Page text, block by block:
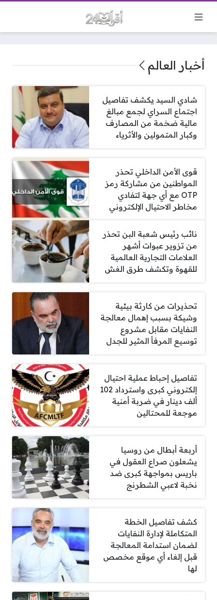
أخبار العالم
شادي السيد يكشف تفاصيل
اجتماع السراي لجمع مبالغ
مالية ضخمة من المصارف
وكبار المتمولين والأثرياء
قوى الأمن الداخلي تحذر
المواطنين من مشاركة رمز
OTP مع أي جهة لتفادي
مخاطر الاحتيال الإلكتروني
نائب رئيس شعبة البن تحذر
من تزوير عبوات أشهر
العلامات التجارية العالمية
للقهوة وتكشف طرق الغش
تحذيرات من كارثة بيئية
وشيكة بسبب إهمال معالجة
النفايات مقابل مشروع
توسيع المرفأ المثير للجدل
تفاصيل إحباط عملية احتيال
إلكتروني كبرى واسترداد 102
ألف دينار في ضربة أمنية
موجعة للمحتالين
أربعة أبطال من روسيا
يشعلون صراع العقول في
باريس بمواجهة كبرى ضد
نخبة لاعبي الشطرنج
كشف تفاصيل الخطة
المتكاملة لإدارة النفايات
لضمان استدامة المعالجة
قبل إلغاء أي موقع مخصص
لها